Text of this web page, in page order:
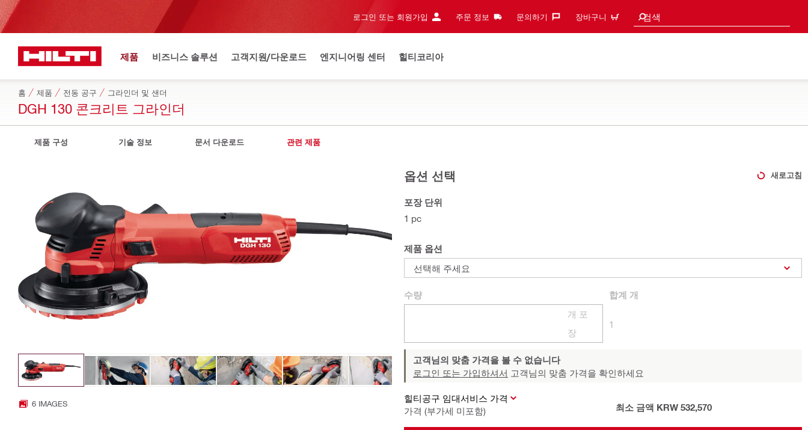
로그인 또는 회원가입 주문 정보 문의하기‎ 장바구니 검색
검색 추천
제품 비즈니스 솔루션 고객지원/다운로드 엔지니어링 센터 힐티코리아
홈 제품 전동 공구 그라인더 및 샌더
DGH 130 콘크리트 그라인더
제품 구성 기술 정보 문서 다운로드 관련 제품
6 IMAGES
옵션 선택 새로고침
포장 단위
1 pc
제품 옵션
선택해 주세요
수량
개 포
장
합계 개
1
고객님의 맞춤 가격을 볼 수 없습니다
로그인 또는 가입하셔서 고객님의 맞춤 가격을 확인하세요
힐티공구 임대서비스 가격
가격 (부가세 미포함)
최소 금액 KRW 532,570